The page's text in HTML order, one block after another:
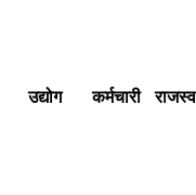
उद्योग कर्मचारी राजस्व